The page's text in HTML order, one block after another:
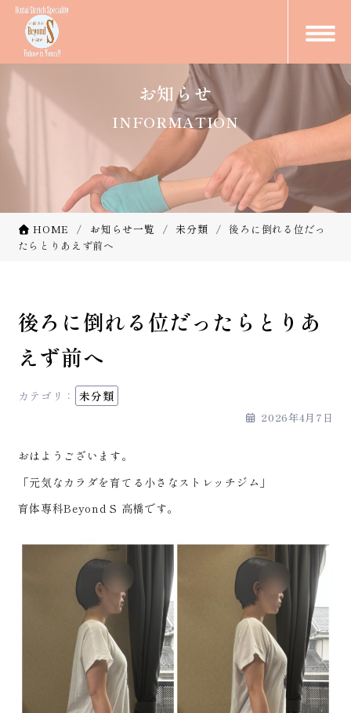
INFORMATION
お知らせ
HOME お知らせ一覧 未分類
後ろに倒れる位だっ
たらとりあえず前へ
後ろに倒れる位だったらとりあ
えず前へ
カテゴリ： 未分類
2026年4月7日
おはようございます。
「元気なカラダを育てる小さなストレッチジム」
育体専科Beyond S 高橋です。